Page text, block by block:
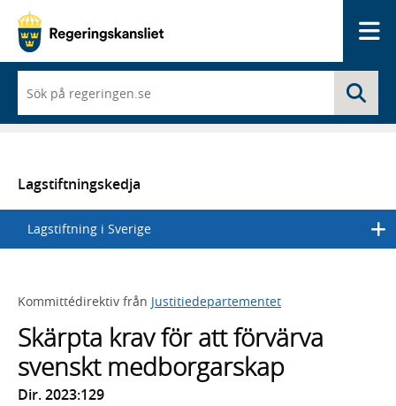
du
börjar
skriva
en
lista
med
sökförslag
Lagstiftningskedja
Lagstiftning i Sverige
Kommittédirektiv från Justitiedepartementet
Skärpta krav för att förvärva
svenskt medborgarskap
Dir. 2023:129